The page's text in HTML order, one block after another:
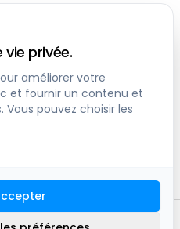
ON, M3C 3E5, Canada
BC, V6P 6G5, Canada
2T8, Canada
privée.
améliorer votre
et fournir un contenu et
Vous pouvez choisir les